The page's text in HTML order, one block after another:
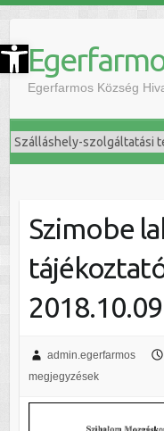
Eszköztár megnyitása
Egerfarmos Község
Szimobe
2018.10.09
admin.egerfarmos
megjegyzések